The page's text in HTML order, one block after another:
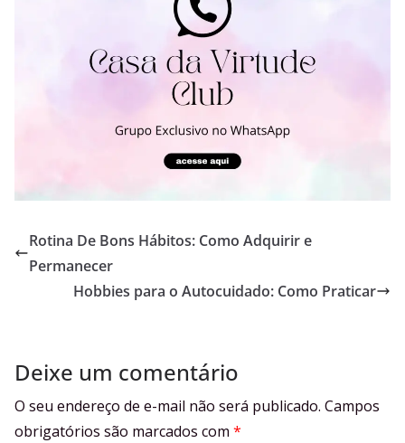
Rotina De Bons Hábitos: Como Adquirir e
Permanecer
Hobbies para o Autocuidado: Como Praticar
Deixe um comentário
O seu endereço de e-mail não será publicado. Campos
obrigatórios são marcados com *